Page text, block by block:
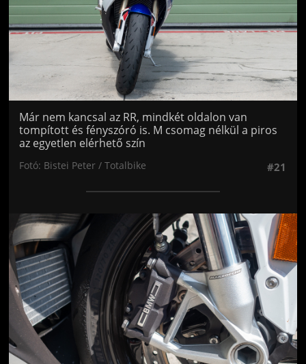
Már nem kancsal az RR, mindkét oldalon van
tompított és fényszóró is. M csomag nélkül a piros
az egyetlen elérhető szín
Fotó: Bistei Peter / Totalbike #21
Jön még kép!